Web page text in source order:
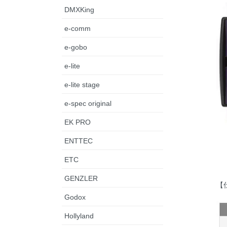
DMXKing
e-comm
e-gobo
e-lite
e-lite stage
e-spec original
EK PRO
ENTTEC
ETC
GENZLER
Godox
Hollyland